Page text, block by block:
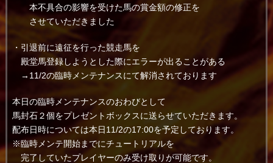
本不具合の影響を受けた馬の賞金額の修正を
させていただきました
・引退前に遠征を行った競走馬を
殿堂馬登録しようとした際にエラーが出ることがある
→11/2の臨時メンテナンスにて解消されております
本日の臨時メンテナンスのおわびとして
馬封石２個をプレゼントボックスに送らせていただきます。
配布日時については本日11/2の17:00を予定しております。
※臨時メンテ開始までにチュートリアルを
完了していたプレイヤーのみ受け取りが可能です。